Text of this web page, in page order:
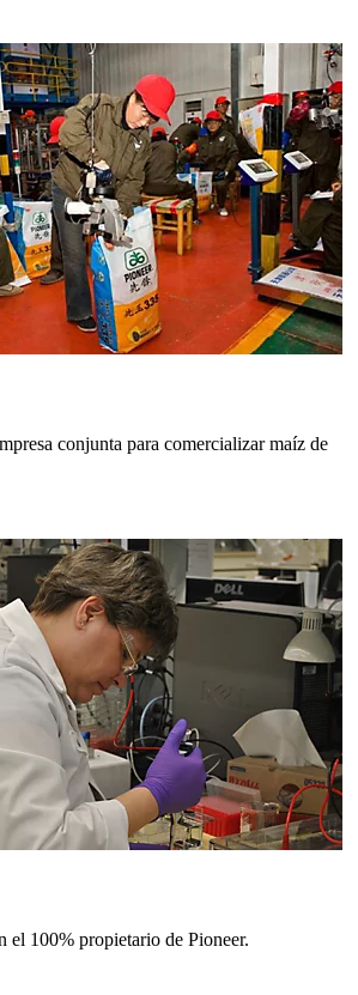
conjunta para comercializar maíz de
el 100% propietario de Pioneer.